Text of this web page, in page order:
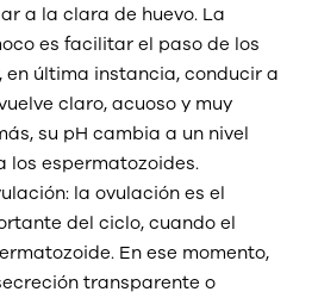
a la clara de huevo. La
es facilitar el paso de los
en última instancia, conducir a
claro, acuoso y muy
su pH cambia a un nivel
los espermatozoides.
la ovulación es el
del ciclo, cuando el
En ese momento,
transparente o